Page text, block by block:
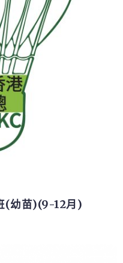
(幼苗)(9-12月)